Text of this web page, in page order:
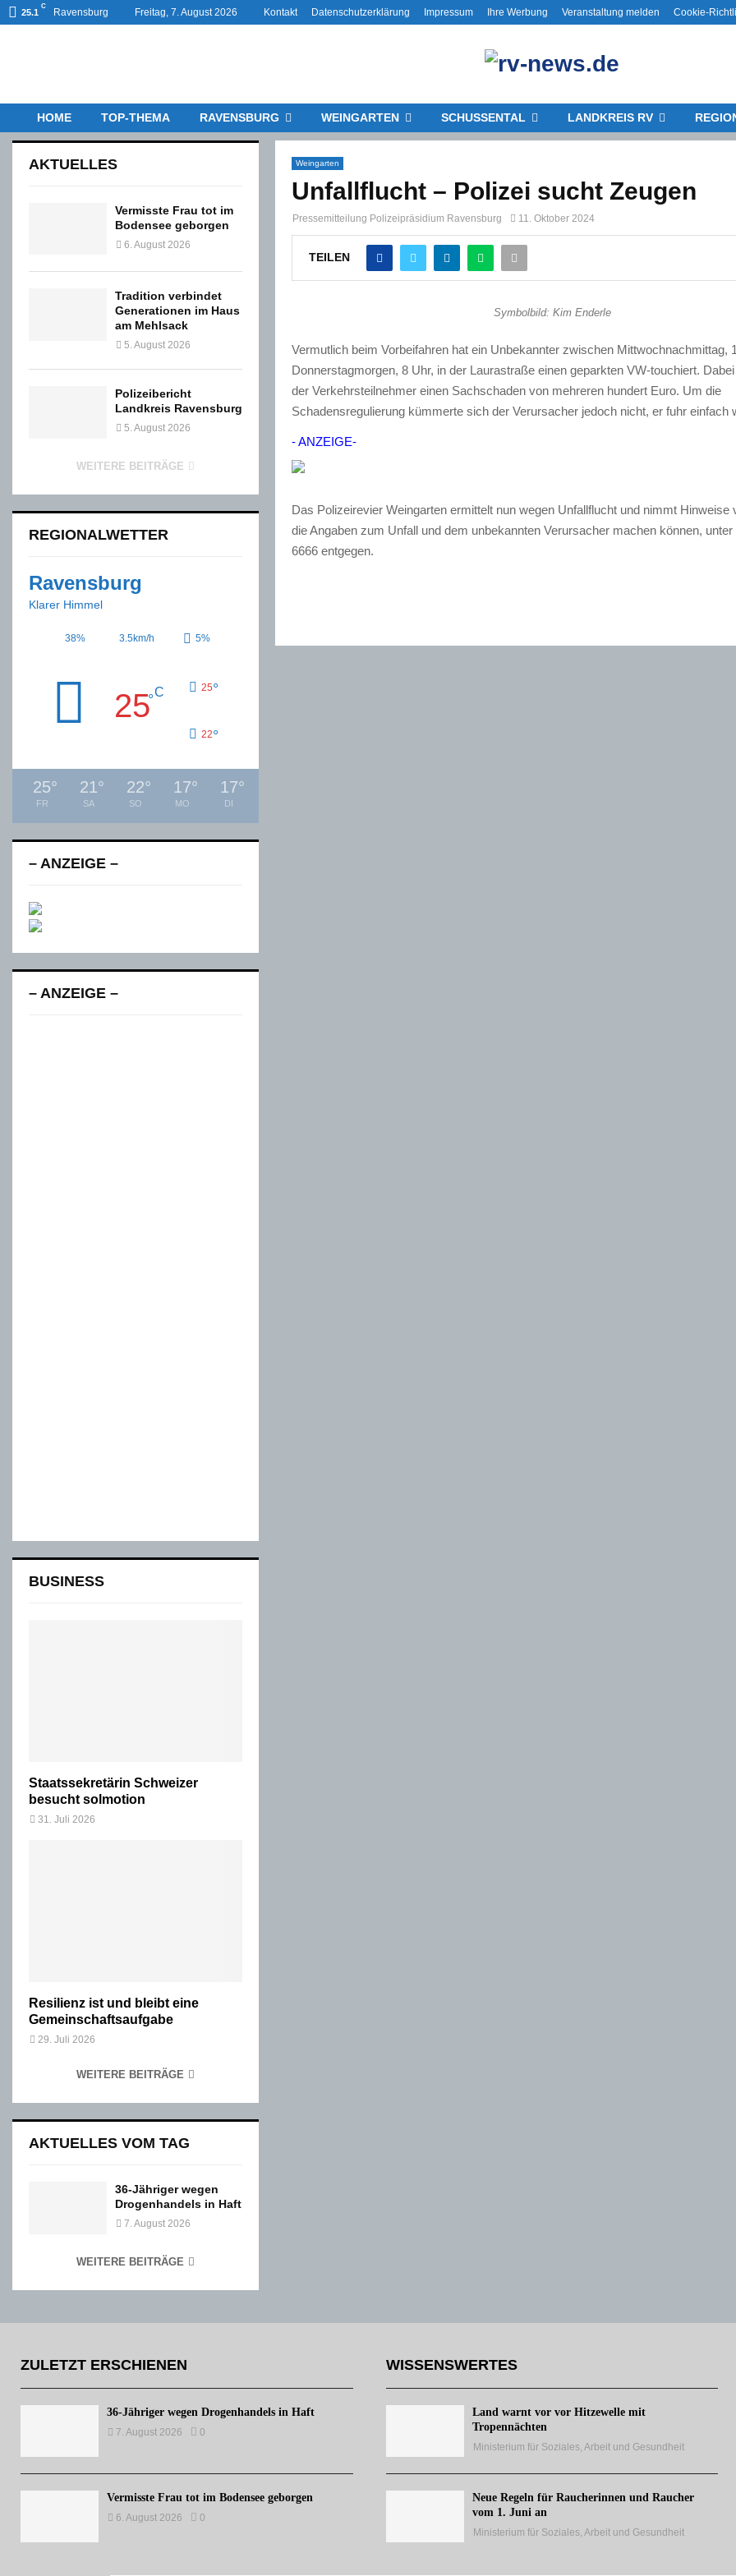
25.1
C
Ravensburg Freitag, 7. August 2026 Kontakt Datenschutzerklärung Impressum Ihre Werbung Veranstaltung melden Cookie-
HOME TOP-THEMA RAVENSBURG WEINGARTEN SCHUSSENTAL LANDKREIS RV
Weingarten
Unfallflucht – Polizei sucht Zeugen
Pressemitteilung Polizeipräsidium Ravensburg 11. Oktober 2024
TEILEN
Symbolbild: Kim Enderle
Vermutlich beim Vorbeifahren hat ein Unbekannter zwischen Mittwochnachmittag,
Donnerstagmorgen, 8 Uhr, in der Laurastraße einen geparkten VW-touchiert.
der Verkehrsteilnehmer einen Sachschaden von mehreren hundert Euro. Um die
Schadensregulierung kümmerte sich der Verursacher jedoch nicht, er fuhr einfach
- ANZEIGE-
Das Polizeirevier Weingarten ermittelt nun wegen Unfallflucht und nimmt Hinweise
die Angaben zum Unfall und dem unbekannten Verursacher machen können, unter
6666 entgegen.
AKTUELLES
Vermisste Frau tot im
Bodensee geborgen
6. August 2026
Tradition verbindet
Generationen im Haus
am Mehlsack
5. August 2026
Polizeibericht
Landkreis Ravensburg
5. August 2026
WEITERE BEITRÄGE
REGIONALWETTER
Ravensburg
Klarer Himmel
38% 3.5km/h 5%
25°C 25°
22°
25°
FR
21°
SA
22°
SO
17°
MO
17°
DI
– ANZEIGE –
– ANZEIGE –
BUSINESS
Staatssekretärin Schweizer
besucht solmotion
31. Juli 2026
Resilienz ist und bleibt eine
Gemeinschaftsaufgabe
29. Juli 2026
WEITERE BEITRÄGE
AKTUELLES VOM TAG
36-Jähriger wegen
Drogenhandels in Haft
7. August 2026
WEITERE BEITRÄGE
ZULETZT ERSCHIENEN
36-Jähriger wegen Drogenhandels in Haft
7. August 2026 0
Vermisste Frau tot im Bodensee geborgen
6. August 2026 0
WISSENSWERTES
Land warnt vor vor Hitzewelle mit
Tropennächten
Ministerium für Soziales, Arbeit und Gesundheit
Neue Regeln für Raucherinnen und Raucher
vom 1. Juni an
Ministerium für Soziales, Arbeit und Gesundheit